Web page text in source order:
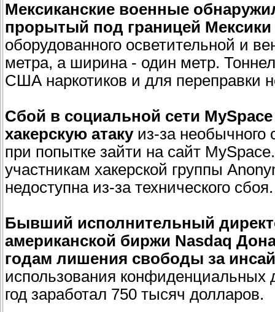
Мексиканские военные
прорытый под границей
оборудованного осветительной и
метра, а ширина - один метр.
США наркотиков и для переправки
Сбой в социальной сети
хакерскую атакуиз-за необычного
при попытке зайти на сайт
участникам хакерской группы
недоступна из-за технического сбоя.
Бывший исполнительный
американской биржи Nasdaq
годам лишения свободы за
использования конфиденциальных
год заработал 750 тысяч долларов.